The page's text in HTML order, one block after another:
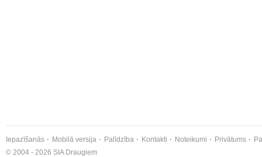
Iepazīšanās Mobilā versija Palīdzība Kontakti Noteikumi Privātums
© 2004 - 2026 SIA Draugiem